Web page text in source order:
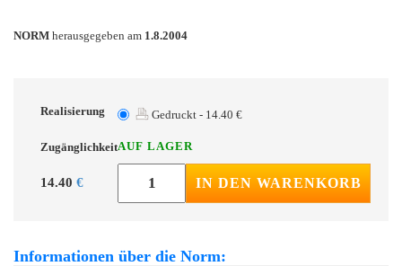
NORM herausgegeben am 1.8.2004
Realisierung Gedruckt - 14.40 €
ZugänglichkeitAUF LAGER
14.40 € IN DEN WARENKORB
Informationen über die Norm: